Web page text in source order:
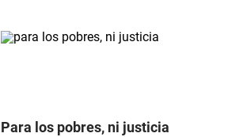
Para los pobres, ni justicia